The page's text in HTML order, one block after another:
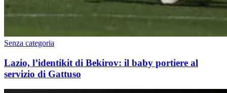
Senza categoria
Lazio, l’identikit di Bekirov: il baby portiere al
servizio di Gattuso